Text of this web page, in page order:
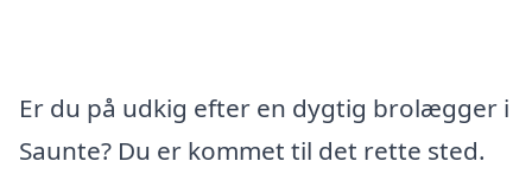
Er du på udkig efter en dygtig brolægger i
Saunte? Du er kommet til det rette sted.